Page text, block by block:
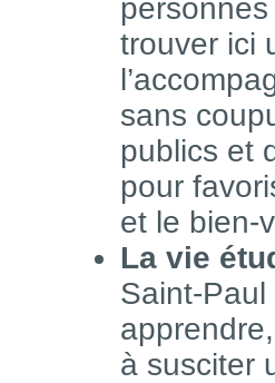
trouver ici
sans
publics et
pour
et le bien-
La vie
Saint-
à susciter